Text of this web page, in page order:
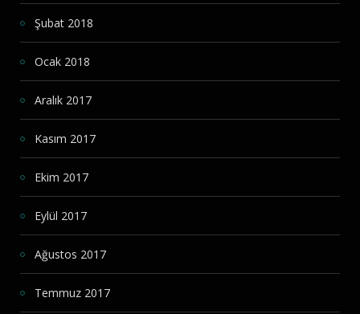
Şubat 2018
Ocak 2018
Aralık 2017
Kasım 2017
Ekim 2017
Eylül 2017
Ağustos 2017
Temmuz 2017